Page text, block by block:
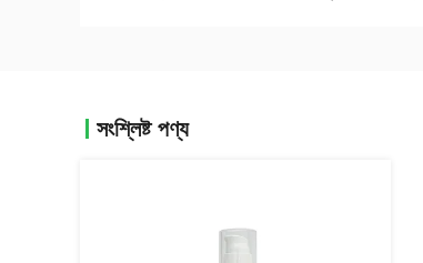
সংশ্লিষ্ট পণ্য